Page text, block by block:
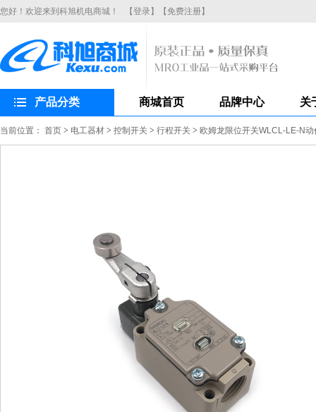
您好！欢迎来到科旭机电商城！ 【登录】 【免费注册】
产品分类 商城首页 品牌中心 关
当前位置： 首页 > 电工器材 > 控制开关 > 行程开关 > 欧姆龙限位开关WLCL-LE-N